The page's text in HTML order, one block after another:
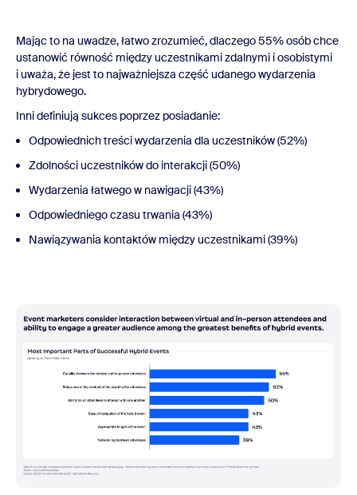
Mając to na uwadze, łatwo zrozumieć, dlaczego 55% osób chce
ustanowić równość między uczestnikami zdalnymi i osobistymi
i uważa, że jest to najważniejsza część udanego wydarzenia
hybrydowego.
Inni definiują sukces poprzez posiadanie:
Odpowiednich treści wydarzenia dla uczestników (52%)
Zdolności uczestników do interakcji (50%)
Wydarzenia łatwego w nawigacji (43%)
Odpowiedniego czasu trwania (43%)
Nawiązywania kontaktów między uczestnikami (39%)